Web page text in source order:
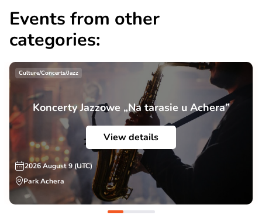
Events from other
categories:
Culture/Concerts/Jazz
Koncerty Jazzowe „Na tarasie u Achera”
View details
2026 August 9 (UTC)
Park Achera